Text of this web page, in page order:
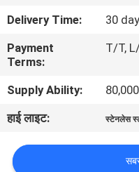
गुणवत्ता
नियंत्रण
हमसे
संपर्क
करें
Delivery Time:
30
Payment
Terms:
T/T,
Supply Ability:
हाई लाइट:
स्टेनलेस